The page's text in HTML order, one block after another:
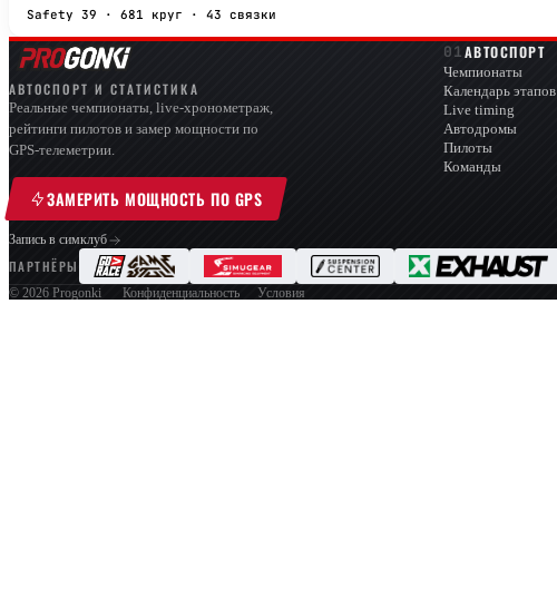
Safety 39 · 681 круг · 43 связки
АВТОСПОРТ И СТАТИСТИКА
Реальные чемпионаты, live-хронометраж,
рейтинги пилотов и замер мощности по
GPS-телеметрии.
ЗАМЕРИТЬ МОЩНОСТЬ ПО GPS
Запись в симклуб
АВТОСПОРТ
Чемпионаты
Календарь этапов
Live timing
Автодромы
Пилоты
Команды
ПАРТНЁРЫ
© 2026 Progonki Конфиденциальность Условия